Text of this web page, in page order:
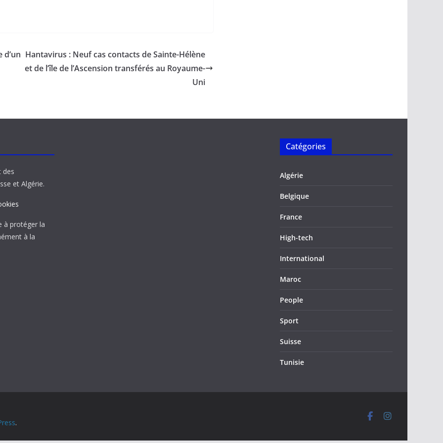
d’un Hantavirus : Neuf cas contacts de Sainte-Hélène
et de l’île de l’Ascension transférés au Royaume-
Uni
des
et Algérie.
à protéger la
à la
Catégories
Algérie
Belgique
France
High-tech
International
Maroc
People
Sport
Suisse
Tunisie
.